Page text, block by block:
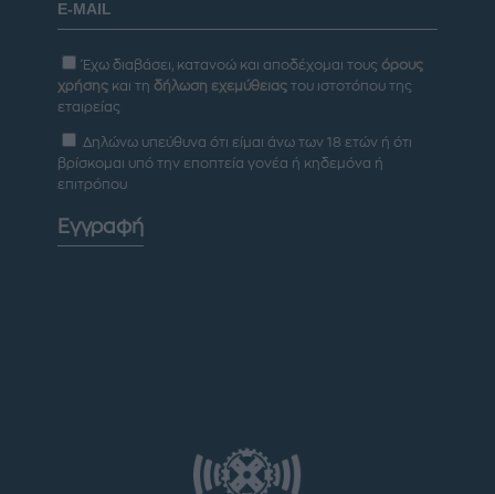
Έχω διαβάσει, κατανοώ και αποδέχομαι τους όρους
χρήσης και τη δήλωση εχεμύθειας του ιστοτόπου της
εταιρείας
Δηλώνω υπεύθυνα ότι είμαι άνω των 18 ετών ή ότι
βρίσκομαι υπό την εποπτεία γονέα ή κηδεμόνα ή
επιτρόπου
Εγγραφή